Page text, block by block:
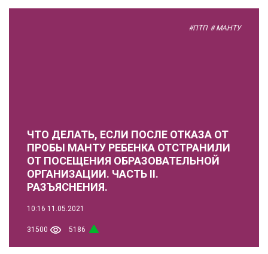
#ПТП # МАНТУ
ЧТО ДЕЛАТЬ, ЕСЛИ ПОСЛЕ ОТКАЗА ОТ
ПРОБЫ МАНТУ РЕБЕНКА ОТСТРАНИЛИ
ОТ ПОСЕЩЕНИЯ ОБРАЗОВАТЕЛЬНОЙ
ОРГАНИЗАЦИИ. ЧАСТЬ II.
РАЗЪЯСНЕНИЯ.
10:16 11.05.2021
31500 5186